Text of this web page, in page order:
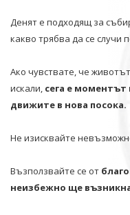
Денят е подходящ за
какво трябва да се случи
Ако чувствате, че
искали, сега е моментът
движите в нова посока.
Не изисквайте
Възползвайте се от
неизбежно ще